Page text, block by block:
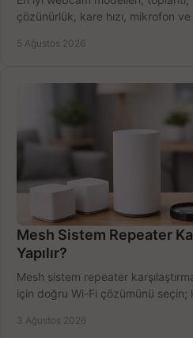
çözünürlük, kare hızı, mikrofon ve
5 Ağustos 2026
Mesh Sistem Repeater
Yapılır?
Mesh sistem repeater
için doğru Wi-Fi çözümünü seçin;
3 Ağustos 2026